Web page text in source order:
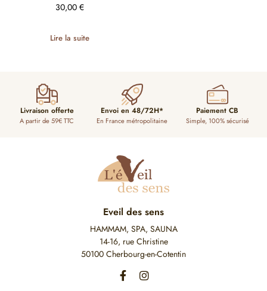
30,00 €
Lire la suite
Livraison offerte
A partir de 59€ TTC
Envoi en 48/72H*
En France métropolitaine
Paiement CB
Simple, 100% sécurisé
Eveil des sens
HAMMAM, SPA, SAUNA
14-16, rue Christine
50100 Cherbourg-en-Cotentin